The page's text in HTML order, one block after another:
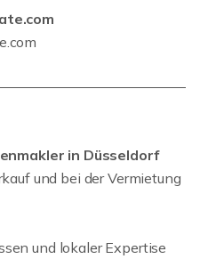
in Düsseldorf
und bei der Vermietung
und lokaler Expertise